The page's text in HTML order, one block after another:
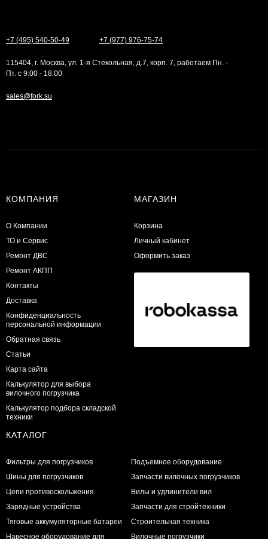
+7 (495) 540-50-49 +7 (977) 976-75-74
115404, г. Москва, ул. 1-я Стекольная, д.7, корп. 7, работаем Пн. -
Пт. с 9:00 - 18:00
sales@fork.su
КОМПАНИЯ
О Компании
ТО и Сервис
​Ремонт ДВС
Ремонт АКПП
Контакты
Доставка
Конфиденциальность
персональной информации
Обратная связь
Статьи
Карта сайта
Калькулятор для выбора
вилочного погрузчика
Калькулятор подбора складской
техники
МАГАЗИН
Корзина
Личный кабинет
Оформить заказ
КАТАЛОГ
Фильтры для погрузчиков
Шины для погрузчиков
Цепи противоскольжения
Зарядные устройства
Тяговые аккумуляторные батареи
Навесное оборудование для
Подъемное оборудование
Запчасти вилочных погрузчиков
Вилы и удлинители вил
Запчасти для стройтехники
Строительная техника
Вилочные погрузчики